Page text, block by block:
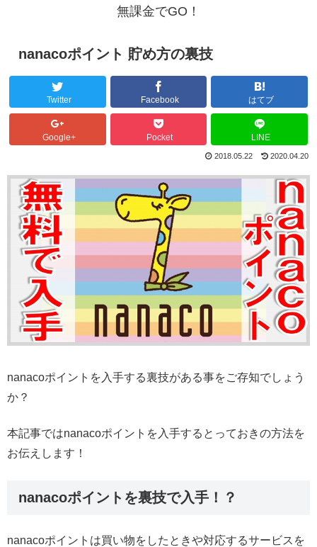
無課金でGO！
nanacoポイント 貯め方の裏技
Twitter Facebook はてブ
Google+ Pocket LINE
2018.05.22 2020.04.20
nanacoポイントを入手する裏技がある事をご存知でしょう
か？
本記事ではnanacoポイントを入手するとっておきの方法を
お伝えします！
nanacoポイントを裏技で入手！？
nanacoポイントは買い物をしたときや対応するサービスを